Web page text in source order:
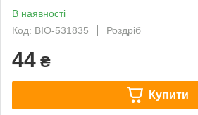
В наявності
Код: BIO-531835
Роздріб
44 ₴
Купити